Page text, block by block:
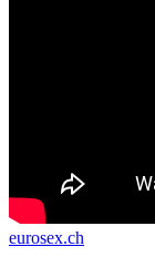
eurosex.ch